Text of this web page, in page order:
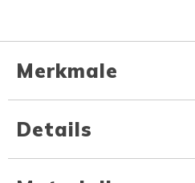
Merkmale
Details